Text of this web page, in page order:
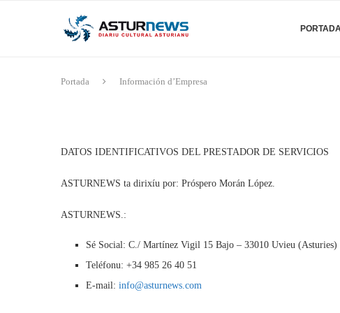
Portada Información d’Empresa
DATOS IDENTIFICATIVOS DEL PRESTADOR DE SERVICIOS
ASTURNEWS ta dirixíu por: Próspero Morán López.
ASTURNEWS.:
Sé Social: C./ Martínez Vigil 15 Bajo – 33010 Uvieu (Asturies)
Teléfonu: +34 985 26 40 51
E-mail: info@asturnews.com